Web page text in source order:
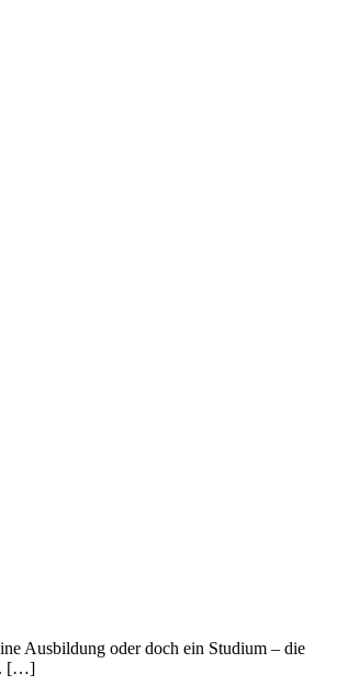
Ausbildung oder doch ein Studium – die
[…]